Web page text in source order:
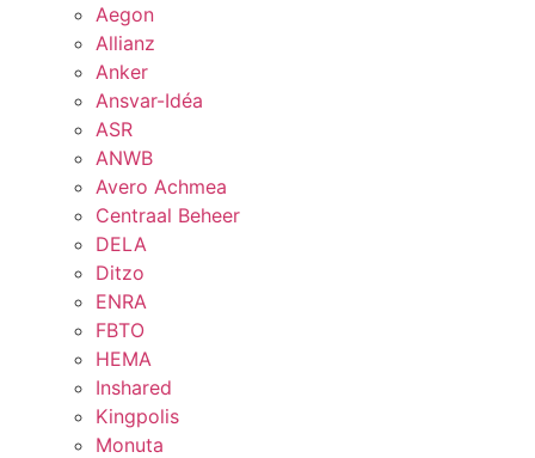
Aegon
Allianz
Anker
Ansvar-Idéa
ASR
ANWB
Avero Achmea
Centraal Beheer
DELA
Ditzo
ENRA
FBTO
HEMA
Inshared
Kingpolis
Monuta